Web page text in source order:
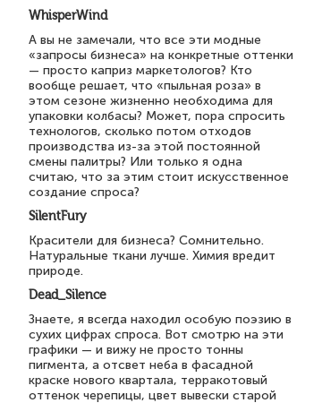
WhisperWind
А вы не замечали, что все эти модные
«запросы бизнеса» на конкретные оттенки
— просто каприз маркетологов? Кто
вообще решает, что «пыльная роза» в
этом сезоне жизненно необходима для
упаковки колбасы? Может, пора спросить
технологов, сколько потом отходов
производства из-за этой постоянной
смены палитры? Или только я одна
считаю, что за этим стоит искусственное
создание спроса?
SilentFury
Красители для бизнеса? Сомнительно.
Натуральные ткани лучше. Химия вредит
природе.
Dead_Silence
Знаете, я всегда находил особую поэзию в
сухих цифрах спроса. Вот смотрю на эти
графики — и вижу не просто тонны
пигмента, а отсвет неба в фасадной
краске нового квартала, терракотовый
оттенок черепицы, цвет вывески старой